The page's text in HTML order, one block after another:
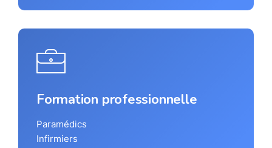
Formation professionnelle
Paramédics
Infirmiers